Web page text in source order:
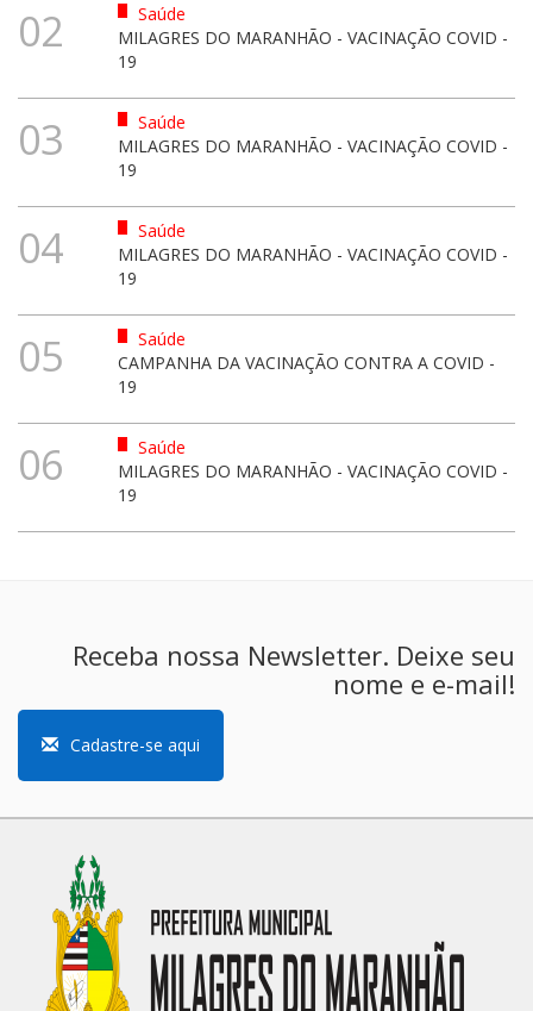
02
Saúde
MILAGRES DO MARANHÃO - VACINAÇÃO COVID -
19
03
Saúde
MILAGRES DO MARANHÃO - VACINAÇÃO COVID -
19
04
Saúde
MILAGRES DO MARANHÃO - VACINAÇÃO COVID -
19
05
Saúde
CAMPANHA DA VACINAÇÃO CONTRA A COVID -
19
06
Saúde
MILAGRES DO MARANHÃO - VACINAÇÃO COVID -
19
Receba nossa Newsletter. Deixe seu
nome e e-mail!
Cadastre-se aqui